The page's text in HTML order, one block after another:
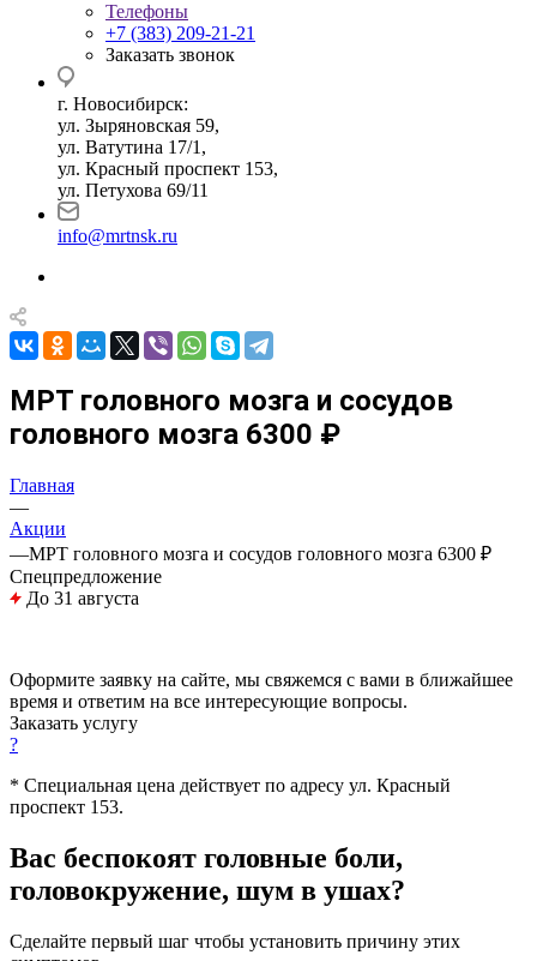
Телефоны
+7 (383) 209-21-21
Заказать звонок
г. Новосибирск:
ул. Зыряновская 59,
ул. Ватутина 17/1,
ул. Красный проспект 153,
ул. Петухова 69/11
info@mrtnsk.ru
МРТ головного мозга и сосудов
головного мозга 6300 ₽
Главная
—
Акции
—МРТ головного мозга и сосудов головного мозга 6300 ₽
Спецпредложение
До 31 августа
Оформите заявку на сайте, мы свяжемся с вами в ближайшее
время и ответим на все интересующие вопросы.
Заказать услугу
?
* Специальная цена действует по адресу ул. Красный
проспект 153.
Вас беспокоят головные боли,
головокружение, шум в ушах?
Сделайте первый шаг чтобы установить причину этих